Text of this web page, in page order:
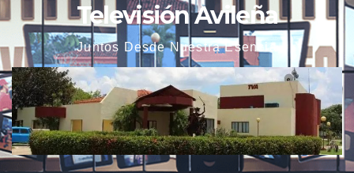
Televisión Avileña
Juntos Desde Nuestra Esencia